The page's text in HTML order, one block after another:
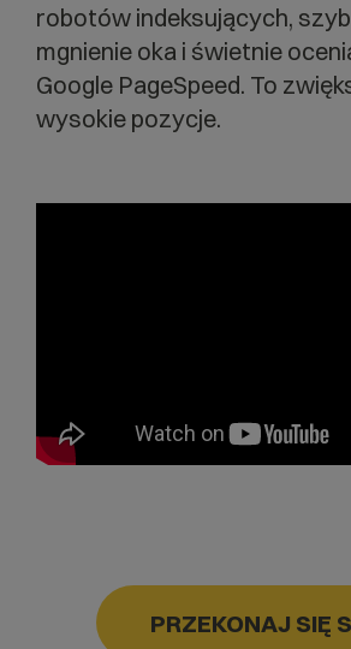
robotów indeksujących,
mgnienie oka i świetnie
Google PageSpeed. To
wysokie pozycje.
PRZEKONAJ SIĘ